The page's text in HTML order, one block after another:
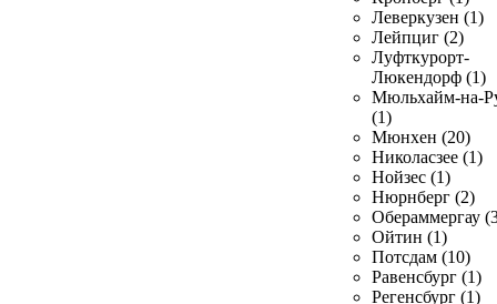
Леверкузен (1)
Лейпциг (2)
Луфткурорт-
Люкендорф (1)
Мюльхайм-на-
(1)
Мюнхен (20)
Николасзее (1)
Нойзес (1)
Нюрнберг (2)
Обераммергау
Ойтин (1)
Потсдам (10)
Равенсбург (1)
Регенсбург (1)